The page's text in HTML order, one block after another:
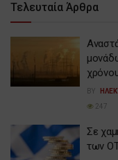
Τελευταία Άρθρα
BY
247
Σε
των